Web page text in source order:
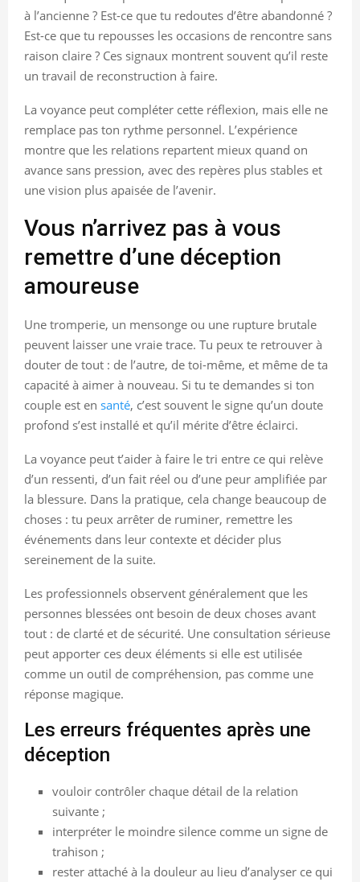
à l’ancienne ? Est-ce que tu redoutes d’être abandonné ?
Est-ce que tu repousses les occasions de rencontre sans
raison claire ? Ces signaux montrent souvent qu’il reste
un travail de reconstruction à faire.
La voyance peut compléter cette réflexion, mais elle ne
remplace pas ton rythme personnel. L’expérience
montre que les relations repartent mieux quand on
avance sans pression, avec des repères plus stables et
une vision plus apaisée de l’avenir.
Vous n’arrivez pas à vous
remettre d’une déception
amoureuse
Une tromperie, un mensonge ou une rupture brutale
peuvent laisser une vraie trace. Tu peux te retrouver à
douter de tout : de l’autre, de toi-même, et même de ta
capacité à aimer à nouveau. Si tu te demandes si ton
couple est en santé, c’est souvent le signe qu’un doute
profond s’est installé et qu’il mérite d’être éclairci.
La voyance peut t’aider à faire le tri entre ce qui relève
d’un ressenti, d’un fait réel ou d’une peur amplifiée par
la blessure. Dans la pratique, cela change beaucoup de
choses : tu peux arrêter de ruminer, remettre les
événements dans leur contexte et décider plus
sereinement de la suite.
Les professionnels observent généralement que les
personnes blessées ont besoin de deux choses avant
tout : de clarté et de sécurité. Une consultation sérieuse
peut apporter ces deux éléments si elle est utilisée
comme un outil de compréhension, pas comme une
réponse magique.
Les erreurs fréquentes après une
déception
vouloir contrôler chaque détail de la relation
suivante ;
interpréter le moindre silence comme un signe de
trahison ;
rester attaché à la douleur au lieu d’analyser ce qui